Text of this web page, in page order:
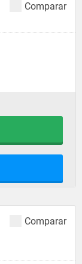
Comparar
Comparar